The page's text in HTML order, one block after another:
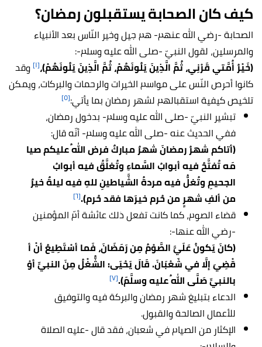
كيف كان الصحابة يستقبلون رمضان؟
الصحابة -رضي الله عنهم- هم جيل وخير النّاس بعد الأنبياء
والمرسلين، لقول النبيّ -صلى الله عليه وسلم-:
(خَيْرُ أُمَّتي قَرْنِي، ثُمَّ الَّذِينَ يَلُونَهُمْ، ثُمَّ الَّذِينَ يَلُونَهُمْ)،[١] وقد
كانوا أحرص النّس على مواسم الخيرات والرحمات والبركات، ويمكن
تلخيص كيفية استقبالهم لشهر رمضان بما يأتي:[٥]
تبشير النبيّ -صلى الله عليه وسلم- بدخول رمضان،
ففي الحديث عنه -صلى الله عليه وسلم- أنّه قال:
(أتاكم شهرُ رمضانَ شهرٌ مباركٌ فرض اللهُ عليكم صيا
مَه تُفتَّحُ فيه أبوابُ السَّماءِ وتُغلَّقُ فيه أبوابُ
الجحيمِ وتُغلُّ فيه مردةُ الشَّياطينِ للهِ فيه ليلةٌ خيرٌ
من ألفِ شهرٍ من حُرم خيرَها فقد حُرم).[٦]
قضاء الصوم، كما كانت تفعل ذلك عائشة أمّ المؤمنين
-رضي الله عنها-:
(كانَ يَكونُ عَلَيَّ الصَّوْمُ مِن رَمَضَانَ، فَما أسْتَطِيعُ أنْ أ
قْضِيَ إلَّا في شَعْبَانَ. قَالَ يَحْيَى: الشُّغْلُ مِنَ النبيِّ أوْ
بالنبيِّ صَلَّى اللهُ عليه وسلَّمَ).[٧]
الدعاء بتبليغ شهر رمضان والبركة فيه والتوفيق
للأعمال الصالحة والقبول.
الإكثار من الصيام في شعبان، فقد قال -عليه الصلاة